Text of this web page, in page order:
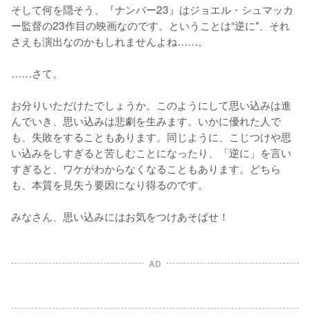
そして何を隠そう、『ナンバー23』はジョエル・シュマッカ
ー監督の23作目の映画なのです。ということは“逆に"、それ
さえも演出なのかもしれませんよね……。
……さて。
お分りいただけたでしょうか。このようにして思い込みは進
んでいき、思い込みは悲劇を生みます。いかに優れた人で
も、失敗をすることもあります。同じように、こじつけや思
い込みをしすぎると苦しむことになったり、「逆に」を言い
すぎると、ワケがわからなくなることもあります。どちら
も、本質を見失う要因になり得るのです。
みなさん、思い込みにはお気をつけあそばせ！
AD